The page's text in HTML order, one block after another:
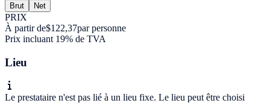
Brut Net
PRIX
À partir de$122,37par personne
Prix incluant 19% de TVA
Lieu
Le prestataire n'est pas lié à un lieu fixe. Le lieu peut être choisi